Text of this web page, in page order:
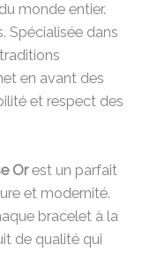
monde entier.
Spécialisée dans
en avant des
et respect des
Orest un parfait
et modernité.
bracelet à la
de qualité qui